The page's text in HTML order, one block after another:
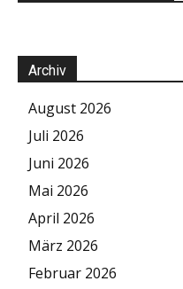
Archiv
August 2026
Juli 2026
Juni 2026
Mai 2026
April 2026
März 2026
Februar 2026